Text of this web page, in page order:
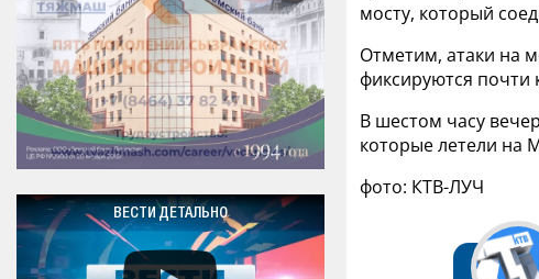
ВЕСТИ ДЕТАЛЬНО
мосту, который
Отметим, атаки на
фиксируются
В шестом часу
которые летели на
фото: КТВ-ЛУЧ